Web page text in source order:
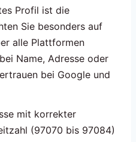
Profil ist die
Sie besonders auf
alle Plattformen
Name, Adresse oder
bei Google und
mit korrekter
(97070 bis 97084)